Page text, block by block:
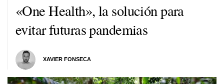
«One Health», la solución para
evitar futuras pandemias
XAVIER FONSECA